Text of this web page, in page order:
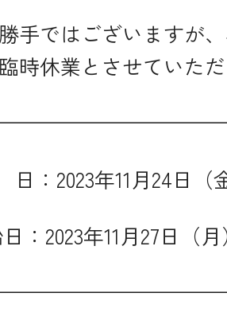
手ではございますが
時休業とさせていた
2023年11月24日（
：2023年11月27日（